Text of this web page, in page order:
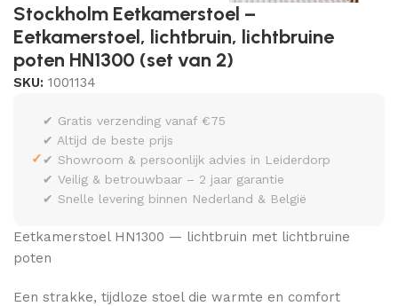
Stockholm Eetkamerstoel –
Eetkamerstoel, lichtbruin, lichtbruine
poten HN1300 (set van 2)
SKU: 1001134
✓
✔ Gratis verzending vanaf €75
✔ Altijd de beste prijs
✔ Showroom & persoonlijk advies in Leiderdorp
✔ Veilig & betrouwbaar – 2 jaar garantie
✔ Snelle levering binnen Nederland & België
Eetkamerstoel HN1300 — lichtbruin met lichtbruine
poten
Een strakke, tijdloze stoel die warmte en comfort